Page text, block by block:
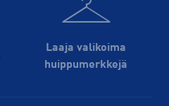
Laaja valikoima
huippu­merkkejä